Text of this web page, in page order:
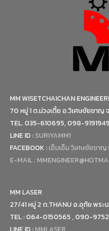
MM WISETCHAICHAN
70 หมู่ 1 ต.ม่วงเตี้ย อ.วิเศษชัยชาญ
TEL. 035-610695, 098-
LINE ID :SURIYAMM1
FACEBOOK :เอ็มเอ็ม วิเศษชัยชาญ
E-MAIL :
MM LASER
27/41 หมู่ 2 ต.THANU อ.อุทัย พระ
TEL : 064-0150565 , 090-